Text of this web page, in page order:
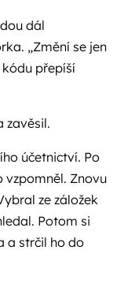
dál
„Změní se jen
přepíší
zavěsil.
účetnictví. Po
vzpomněl. Znovu
ze záložek
Potom si
a strčil ho do